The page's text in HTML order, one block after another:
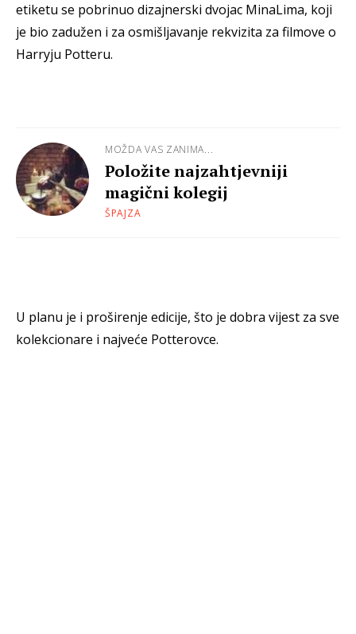
etiketu se pobrinuo dizajnerski dvojac MinaLima, koji
je bio zadužen i za osmišljavanje rekvizita za filmove o
Harryju Potteru.
MOŽDA VAS ZANIMA...
Položite najzahtjevniji
magični kolegij
ŠPAJZA
U planu je i proširenje edicije, što je dobra vijest za sve
kolekcionare i najveće Potterovce.